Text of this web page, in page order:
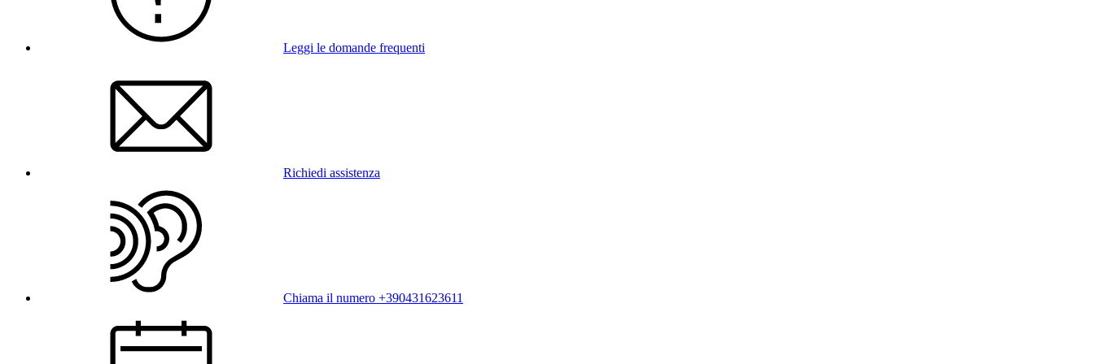
Leggi le domande frequenti
Richiedi assistenza
Chiama il numero +390431623611